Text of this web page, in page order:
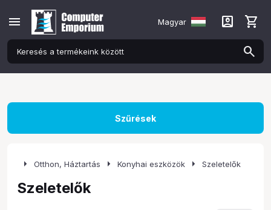
menu Magyar account_box shopping_cart
arrow_right Otthon, Háztartás arrow_right Konyhai eszközök arrow_right Szeletelők
Szeletelők
Szűrések